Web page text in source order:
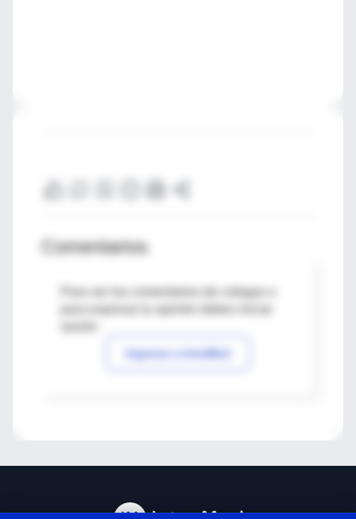
Comentarios
Para ver los comentarios de colegas o
Ingresar a IntraMed